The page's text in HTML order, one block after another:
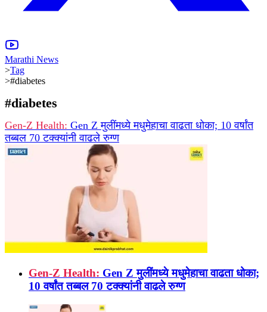
Marathi News
>Tag
>#diabetes
#diabetes
Gen-Z Health: Gen Z मुलींमध्ये मधुमेहाचा वाढता धोका; 10 वर्षांत
तब्बल 70 टक्क्यांनी वाढले रुग्ण
Gen-Z Health: Gen Z मुलींमध्ये मधुमेहाचा वाढता धोका;
10 वर्षांत तब्बल 70 टक्क्यांनी वाढले रुग्ण